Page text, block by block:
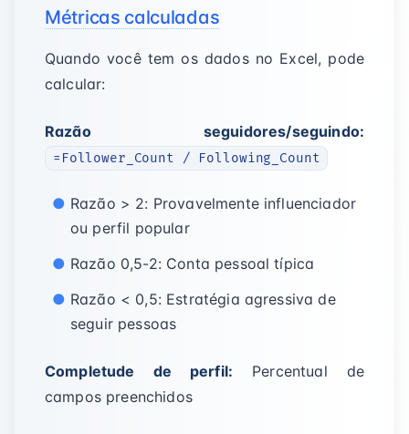
Métricas calculadas
Quando você tem os dados no Excel, pode
calcular:
Razão seguidores/seguindo:
=Follower_Count / Following_Count
Razão > 2: Provavelmente influenciador
ou perfil popular
Razão 0,5-2: Conta pessoal típica
Razão < 0,5: Estratégia agressiva de
seguir pessoas
Completude de perfil: Percentual de
campos preenchidos